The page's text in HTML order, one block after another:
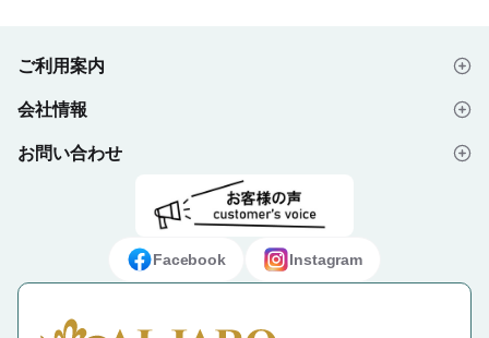
用しビジネスシーンでスマートに使え
る高級感のあるデザインとなっていま
握りやすい軸の太さにし、指すところ
す。 インクは空気中の水分を吸収し
キャップがなくても乾かない、ゼブラ
独自のインクを採用、ペンの軸をひね
ってペン先を出すツイスト式でキャッ
プを開け閉めする手間がありません。
で、スタンダードカラー、ライトカラ
じまないインクなので、他の色と混ざ
らずキレイに塗れ、ペン先も汚れにく
ホワイト軸には、名入れ印刷も可能で
す。
※メーカー試験：気温20℃、湿度
60％の条件下でかすれなし（ペン先
収納状態で52週）使用後は必ずペン
ご利用案内
はじめての方へ
ご注文の流れ
デザイン入稿データについて
ギフト・ノベルティ納入事例
会社情報
会社概要
プライバシーポリシー
特定商取引法に基づく表示
お問い合わせ
お問い合わせフォームFacebook Instagram